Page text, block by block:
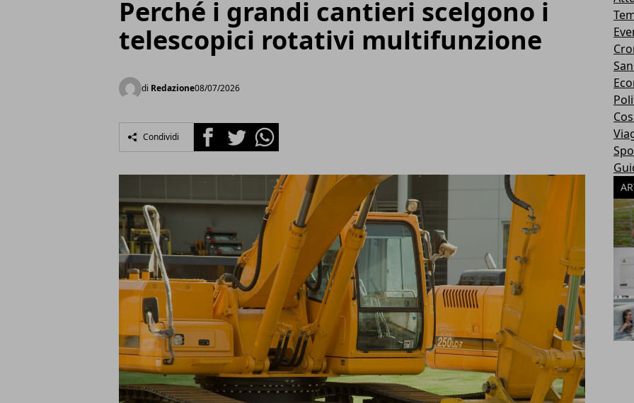
Perché i grandi cantieri scelgono i
telescopici rotativi multifunzione
di Redazione08/07/2026
Condividi FacebookTwitterWhatsapp